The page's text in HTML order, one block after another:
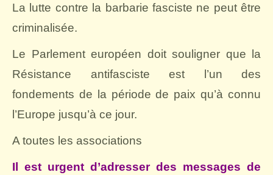
La lutte contre la barbarie fasciste ne peut être
criminalisée.
Le Parlement européen doit souligner que la
Résistance antifasciste est l’un des
fondements de la période de paix qu’à connu
l’Europe jusqu’à ce jour.
A toutes les associations
Il est urgent d’adresser des messages de